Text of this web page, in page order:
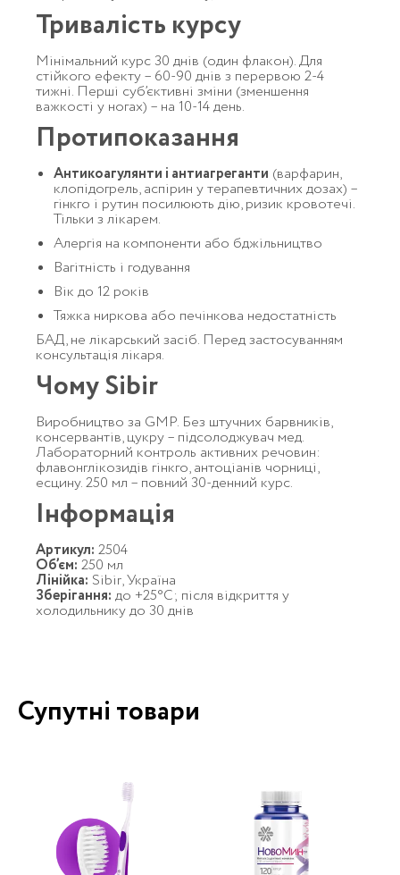
Тривалість курсу
Мінімальний курс 30 днів (один флакон). Для
стійкого ефекту – 60-90 днів з перервою 2-4
тижні. Перші суб’єктивні зміни (зменшення
важкості у ногах) – на 10-14 день.
Протипоказання
Антикоагулянти і антиагреганти (варфарин,
клопідогрель, аспірин у терапевтичних дозах) –
гінкго і рутин посилюють дію, ризик кровотечі.
Тільки з лікарем.
Алергія на компоненти або бджільництво
Вагітність і годування
Вік до 12 років
Тяжка ниркова або печінкова недостатність
БАД, не лікарський засіб. Перед застосуванням
консультація лікаря.
Чому Sibir
Виробництво за GMP. Без штучних барвників,
консервантів, цукру – підсолоджувач мед.
Лабораторний контроль активних речовин:
флавонглікозидів гінкго, антоціанів чорниці,
есцину. 250 мл – повний 30-денний курс.
Інформація
Артикул: 2504
Об’єм: 250 мл
Лінійка: Sibir, Україна
Зберігання: до +25°C; після відкриття у
холодильнику до 30 днів
Супутні товари